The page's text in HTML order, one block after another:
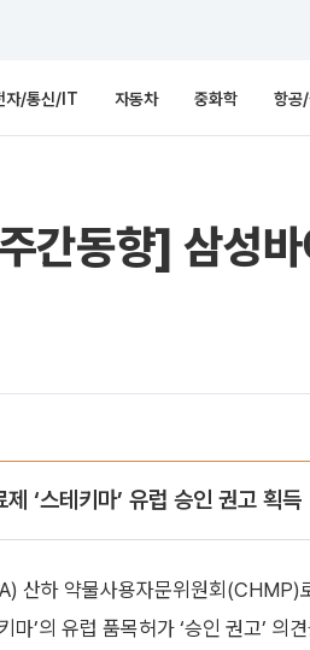
자/통신/IT 자동차 중화학 항공
간동향] 삼성
‘스테키마’ 유럽 승인 권고 획득
산하 약물사용자문위원회(CHMP)
마’의 유럽 품목허가 ‘승인 권고’